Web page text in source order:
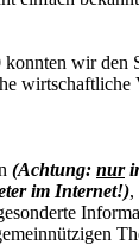
wir
(Achtung: nur
im Internet!),